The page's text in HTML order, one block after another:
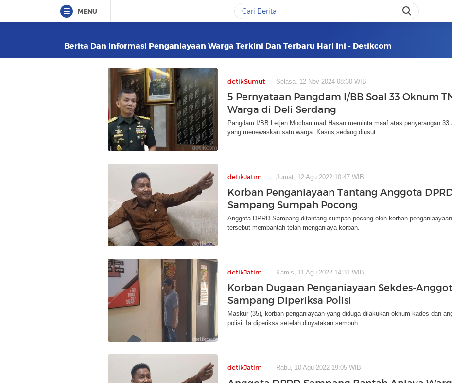
MENU
Berita Dan Informasi Penganiayaan Warga Terkini Dan Terbaru Hari Ini - Detikcom
detikSumut Selasa, 12 Nov 2024 08:30 WIB
5 Pernyataan Pangdam I/BB Soal 33 Oknum
Warga di Deli Serdang
Pangdam I/BB Letjen Mochammad Hasan meminta maaf atas penyerangan 33
yang menewaskan satu warga. Kasus sedang diusut.
detikJatim Jumat, 12 Agu 2022 10:47 WIB
Korban Penganiayaan Tantang Anggota
Sampang Sumpah Pocong
Anggota DPRD Sampang ditantang sumpah pocong oleh korban
tersebut membantah telah menganiaya korban.
detikJatim Kamis, 11 Agu 2022 14:31 WIB
Korban Dugaan Penganiayaan Sekdes-
Sampang Diperiksa Polisi
Maskur (35), korban penganiayaan yang diduga dilakukan oknum kades dan
polisi. Ia diperiksa setelah dinyatakan sembuh.
detikJatim Rabu, 10 Agu 2022 19:05 WIB